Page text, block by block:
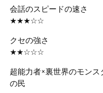
会話のスピードの速さ
★★★☆☆
クセの強さ
★★☆☆☆
超能力者×裏世界のモン
の民